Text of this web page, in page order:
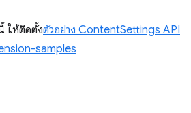
ให้ติดตั้งตัวอย่าง ContentSettings API
samples